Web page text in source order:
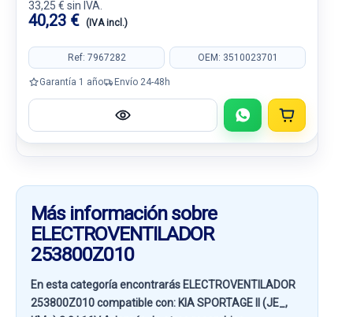
33,25 € sin IVA.
40,23 € (IVA incl.)
Ref: 7967282 OEM: 3510023701
Garantía 1 año Envío 24-48h
Más información sobre
ELECTROVENTILADOR
253800Z010
En esta categoría encontrarás ELECTROVENTILADOR
253800Z010 compatible con: KIA SPORTAGE II (JE_,